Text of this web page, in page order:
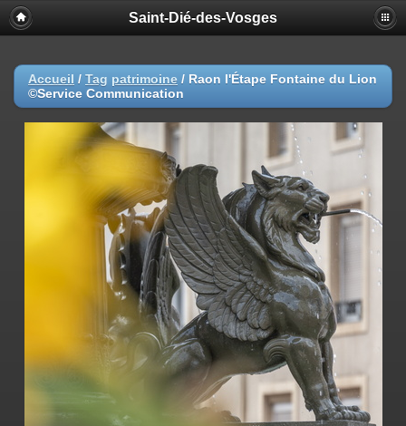
Saint-Dié-des-Vosges
Accueil / Tag patrimoine / Raon l'Étape Fontaine du Lion
©Service Communication